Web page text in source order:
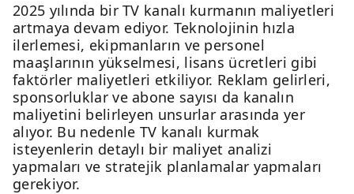
2025 yılında bir TV kanalı kurmanın maliyetleri
artmaya devam ediyor. Teknolojinin hızla
ilerlemesi, ekipmanların ve personel
maaşlarının yükselmesi, lisans ücretleri gibi
faktörler maliyetleri etkiliyor. Reklam gelirleri,
sponsorluklar ve abone sayısı da kanalın
maliyetini belirleyen unsurlar arasında yer
alıyor. Bu nedenle TV kanalı kurmak
isteyenlerin detaylı bir maliyet analizi
yapmaları ve stratejik planlamalar yapmaları
gerekiyor.